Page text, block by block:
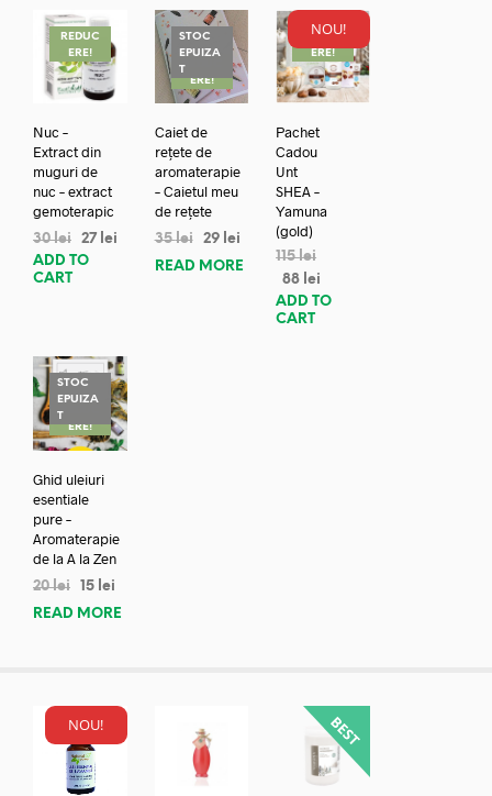
REDUC
ERE!
Nuc –
Extract din
muguri de
nuc – extract
gemoterapic
30lei 27 lei
ADD TO
CART
STOC
EPUIZA
TREDUC
ERE!
Caiet de
rețete de
aromaterapie
– Caietul meu
de rețete
35lei 29 lei
READ MORE
NOU!
REDUC
ERE!
Pachet
Cadou
Unt
SHEA –
Yamuna
(gold)
115lei
88 lei
ADD TO
CART
STOC
EPUIZA
TREDUC
ERE!
Ghid uleiuri
esentiale
pure –
Aromaterapie
de la A la Zen
20lei 15 lei
READ MORE
NOU!